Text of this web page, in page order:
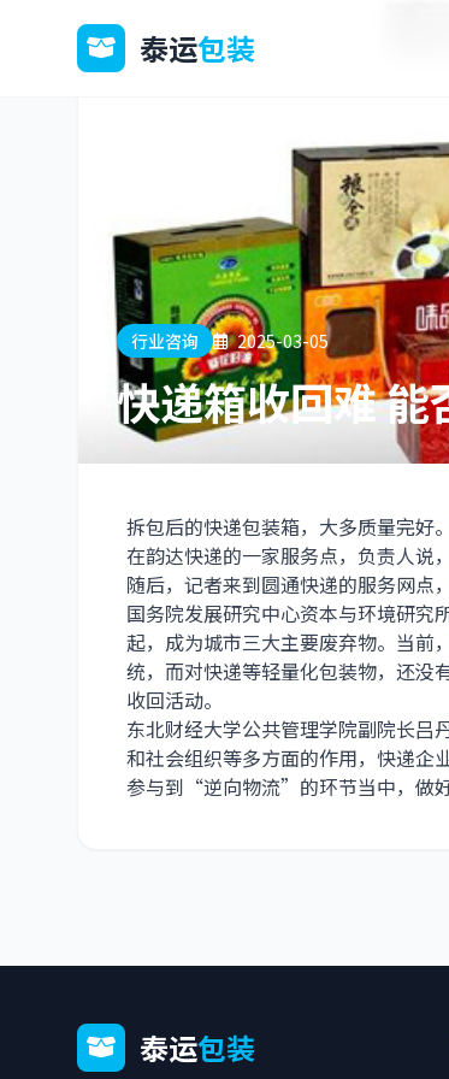
泰运包装
行业咨询 2025-03-05
快递箱收回难
拆包后的快递包装箱，大多质量完好
在韵达快递的一家服务点，负责人说
随后，记者来到圆通快递的服务网点
国务院发展研究中心资本与环境研究
起，成为城市三大主要废弃物。当前
统，而对快递等轻量化包装物，还没
收回活动。
东北财经大学公共管理学院副院长吕
和社会组织等多方面的作用，快递企
参与到“逆向物流”的环节当中，做好
泰运包装